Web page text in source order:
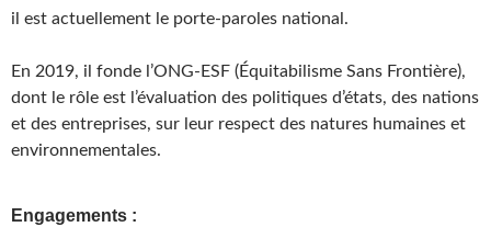
il est actuellement le porte-paroles national.
En 2019, il fonde l’ONG-ESF (Équitabilisme Sans Frontière),
dont le rôle est l’évaluation des politiques d’états, des nations
et des entreprises, sur leur respect des natures humaines et
environnementales.
Engagements :